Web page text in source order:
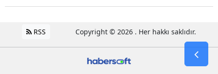
RSS Copyright © 2026 . Her hakkı saklıdır.